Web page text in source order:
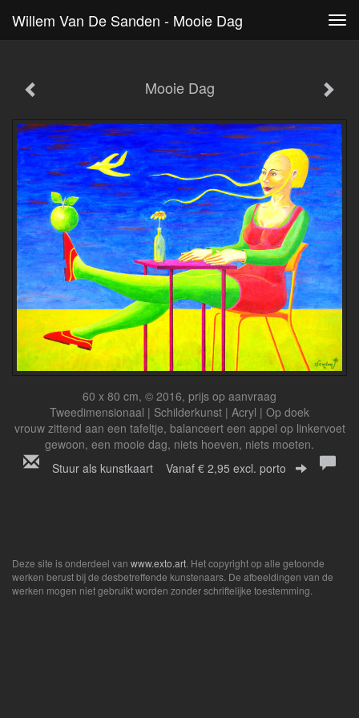
Willem Van De Sanden - Mooie Dag
Mooie Dag
60 x 80 cm, © 2016, prijs op aanvraag
Tweedimensionaal | Schilderkunst | Acryl | Op doek
vrouw zittend aan een tafeltje, balanceert een appel op linkervoet
gewoon, een mooie dag, niets hoeven, niets moeten.
Stuur als kunstkaart Vanaf € 2,95 excl. porto
Deze site is onderdeel van www.exto.art. Het copyright op alle getoonde
werken berust bij de desbetreffende kunstenaars. De afbeeldingen van de
werken mogen niet gebruikt worden zonder schriftelijke toestemming.